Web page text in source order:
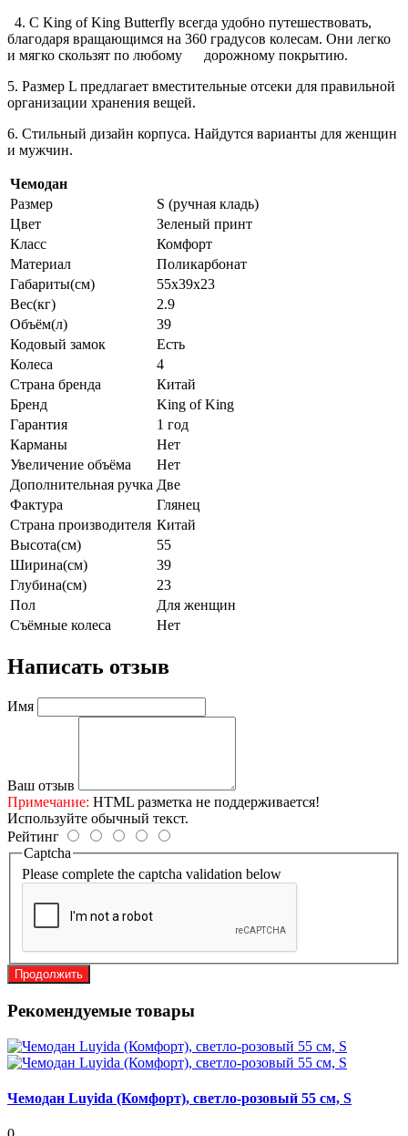
4. С King of King Butterfly всегда удобно путешествовать,
благодаря вращающимся на 360 градусов колесам. Они легко
и мягко скользят по любому дорожному покрытию.
5. Размер L предлагает вместительные отсеки для правильной
организации хранения вещей.
6. Стильный дизайн корпуса. Найдутся варианты для женщин
и мужчин.
Чемодан
Размер
S (ручная кладь)
Цвет
Зеленый принт
Класс
Комфорт
Материал
Поликарбонат
Габариты(см)
55х39х23
Вес(кг)
2.9
Объём(л)
39
Кодовый замок
Есть
Колеса
4
Страна бренда
Китай
Бренд
King of King
Гарантия
1 год
Карманы
Нет
Увеличение объёма
Нет
Дополнительная ручка Две
Фактура
Глянец
Страна производителя Китай
Высота(см)
55
Ширина(см)
39
Глубина(см)
23
Пол
Для женщин
Съёмные колеса
Нет
Написать отзыв
Имя
Ваш отзыв
Примечание: HTML разметка не поддерживается!
Используйте обычный текст.
Рейтинг
Captcha
Please complete the captcha validation below
Продолжить
Рекомендуемые товары
Чемодан Luyida (Комфорт), светло-розовый 55 см, S